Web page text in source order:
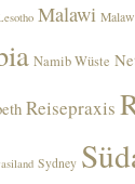
Malawi
Namib Wüste
Reisepraxis
Sydney